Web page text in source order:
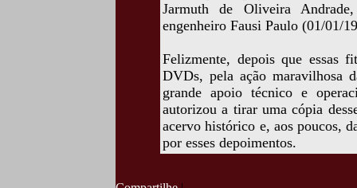
Jarmuth de Oliveira
engenheiro Fausi Paulo (01/01/
Felizmente, depois que essas
DVDs, pela ação maravilhosa
grande apoio técnico e
autorizou a tirar uma cópia
acervo histórico e, aos poucos,
por esses depoimentos.